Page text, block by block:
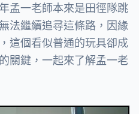
孟一老師本來是田徑隊跳
法繼續追尋這條路，因緣
這個看似普通的玩具卻成
關鍵，一起來了解孟一老